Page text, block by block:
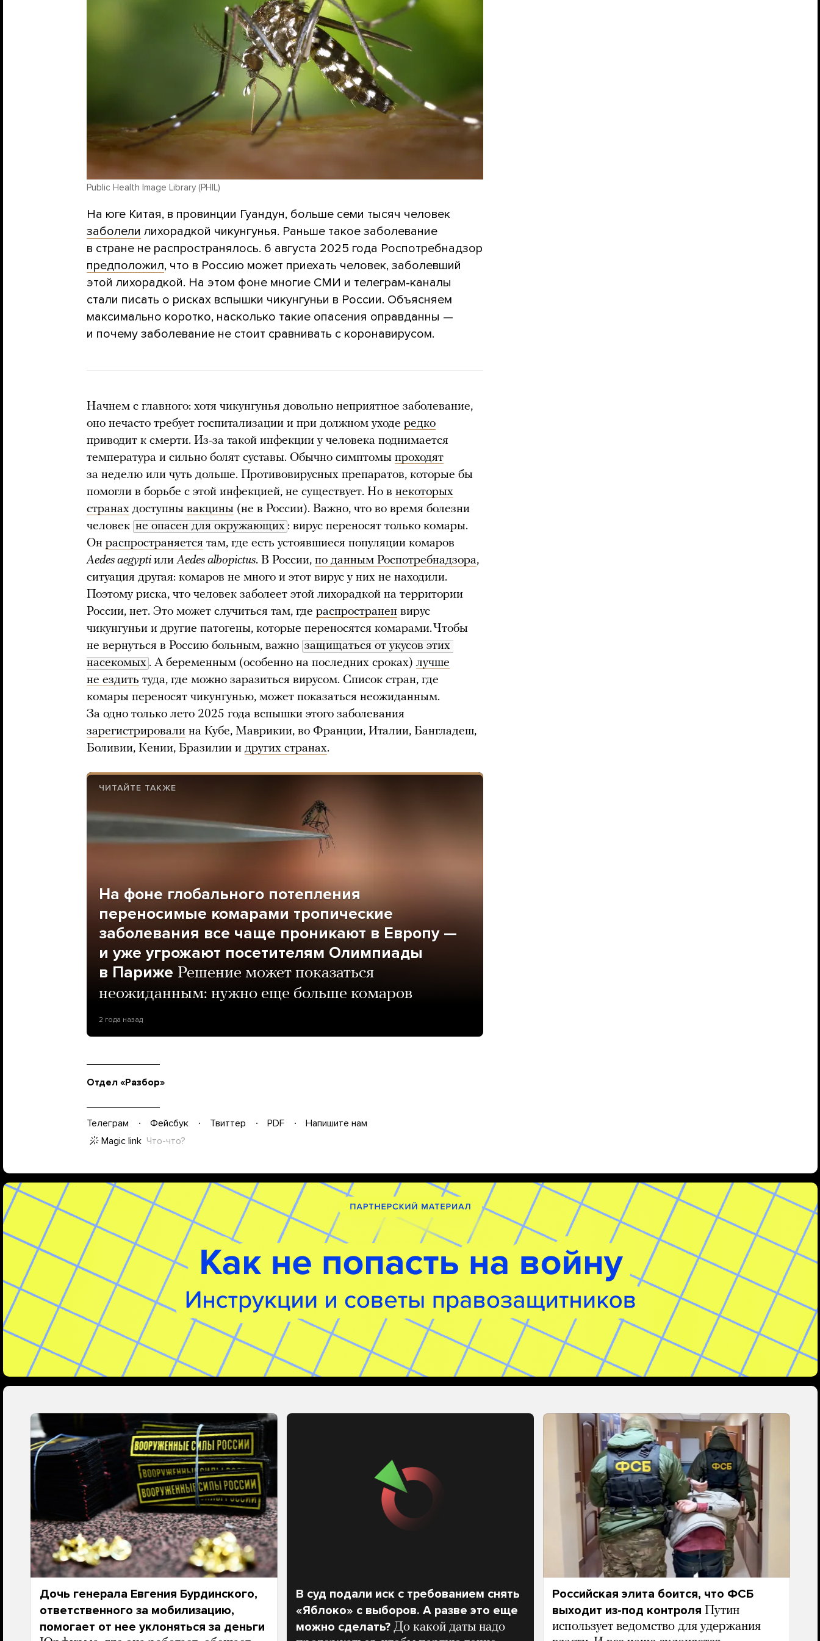
Public Health Image Library (PHIL)
На юге Китая, в провинции Гуандун, больше семи тысяч человек
заболели лихорадкой чикунгунья. Раньше такое заболевание
в стране не распространялось. 6 августа 2025 года Роспотребнадзор
предположил, что в Россию может приехать человек, заболевший
этой лихорадкой. На этом фоне многие СМИ и телеграм-каналы
стали писать о рисках вспышки чикунгуньи в России. Объясняем
максимально коротко, насколько такие опасения оправданны —
и почему заболевание не стоит сравнивать с коронавирусом.
Начнем с главного: хотя чикунгунья довольно неприятное заболевание,
оно нечасто требует госпитализации и при должном уходе редко
приводит к смерти. Из-за такой инфекции у человека поднимается
температура и сильно болят суставы. Обычно симптомы проходят
за неделю или чуть дольше. Противовирусных препаратов, которые бы
помогли в борьбе с этой инфекцией, не существует. Но в некоторых
странах доступны вакцины (не в России). Важно, что во время болезни
человек не опасен для окружающих : вирус переносят только комары.
Он распространяется там, где есть устоявшиеся популяции комаров
Aedes aegypti илиAedes albopictus. В России, по данным Роспотребнадзора,
ситуация другая: комаров не много и этот вирус у них не находили.
Поэтому риска, что человек заболеет этой лихорадкой на территории
России, нет. Это может случиться там, где распространен вирус
чикунгуньи и другие патогены, которые переносятся комарами. Чтобы
не вернуться в Россию больным, важно защищаться от укусов этих
насекомых . А беременным (особенно на последних сроках) лучше
не ездить туда, где можно заразиться вирусом. Список стран, где
комары переносят чикунгунью, может показаться неожиданным.
За одно только лето 2025 года вспышки этого заболевания
зарегистрировали на Кубе, Маврикии, во Франции, Италии, Бангладеш,
Боливии, Кении, Бразилии и других странах.
ЧИТАЙТЕ ТАКЖЕ
На фоне глобального потепления
переносимые комарами тропические
заболевания все чаще проникают в Европу —
и уже угрожают посетителям Олимпиады
в Париже Решение может показаться
неожиданным: нужно еще больше комаров
2 года назад
Отдел «Разбор»
Телеграм Фейсбук Твиттер PDF
Напишите нам
Magic link Что-что?
Дочь генерала Евгения Бурдинского,
ответственного за мобилизацию,
помогает от нее уклоняться за деньги
В суд подали иск с требованием снять
«Яблоко» с выборов. А разве это еще
можно сделать? До какой даты надо
Российская элита боится, что ФСБ
выходит из-под контроля Путин
использует ведомство для удержания